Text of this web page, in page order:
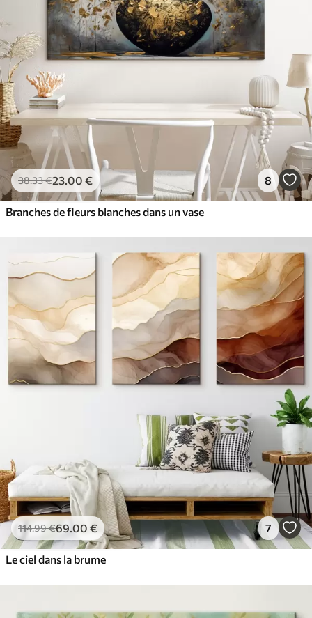
38.33€23 .00 € 8
Branches de fleurs blanches dans un vase
114.99€69 .00 € 7
Le ciel dans la brume